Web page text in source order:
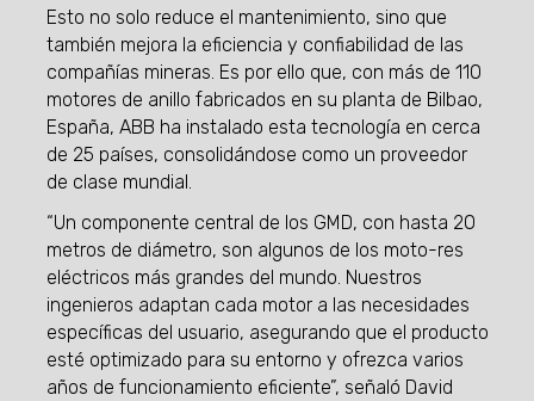
Esto no solo reduce el mantenimiento, sino que
también mejora la eficiencia y confiabilidad de las
compañías mineras. Es por ello que, con más de 110
motores de anillo fabricados en su planta de Bilbao,
España, ABB ha instalado esta tecnología en cerca
de 25 países, consolidándose como un proveedor
de clase mundial.
“Un componente central de los GMD, con hasta 20
metros de diámetro, son algunos de los moto-res
eléctricos más grandes del mundo. Nuestros
ingenieros adaptan cada motor a las necesidades
específicas del usuario, asegurando que el producto
esté optimizado para su entorno y ofrezca varios
años de funcionamiento eficiente”, señaló David